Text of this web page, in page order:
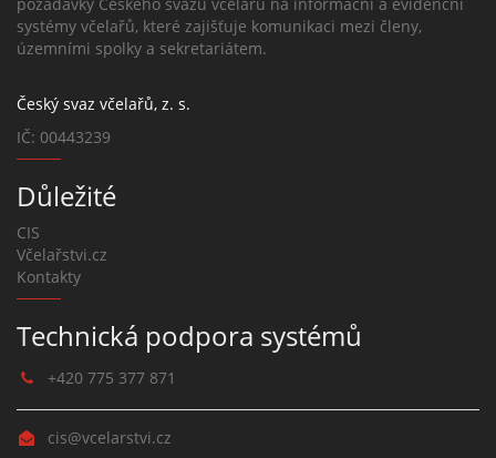
systémy včelařů, které zajišťuje komunikaci mezi členy,
územními spolky a sekretariátem.
Český svaz včelařů, z. s.
IČ: 00443239
Důležité
CIS
Včelařstvi.cz
Kontakty
Technická podpora systémů
+420 775 377 871
cis@vcelarstvi.cz